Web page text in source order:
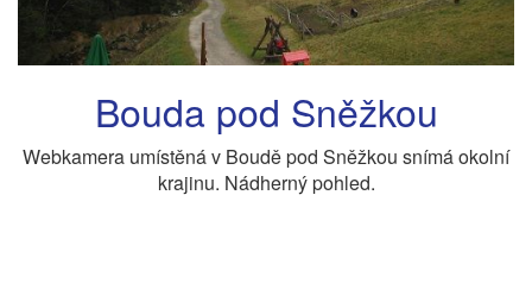
Bouda pod Sněžkou
Webkamera umístěná v Boudě pod Sněžkou snímá okolní
krajinu. Nádherný pohled.